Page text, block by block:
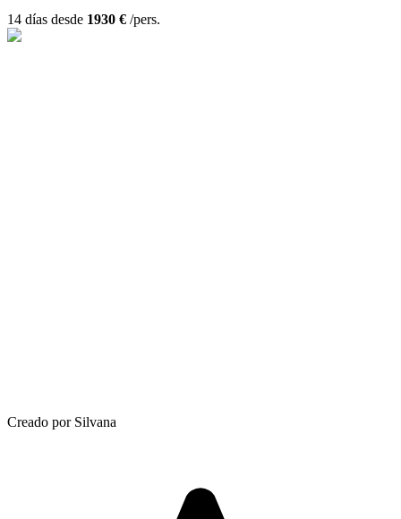
14 días desde 1930 € /pers.
Creado por Silvana